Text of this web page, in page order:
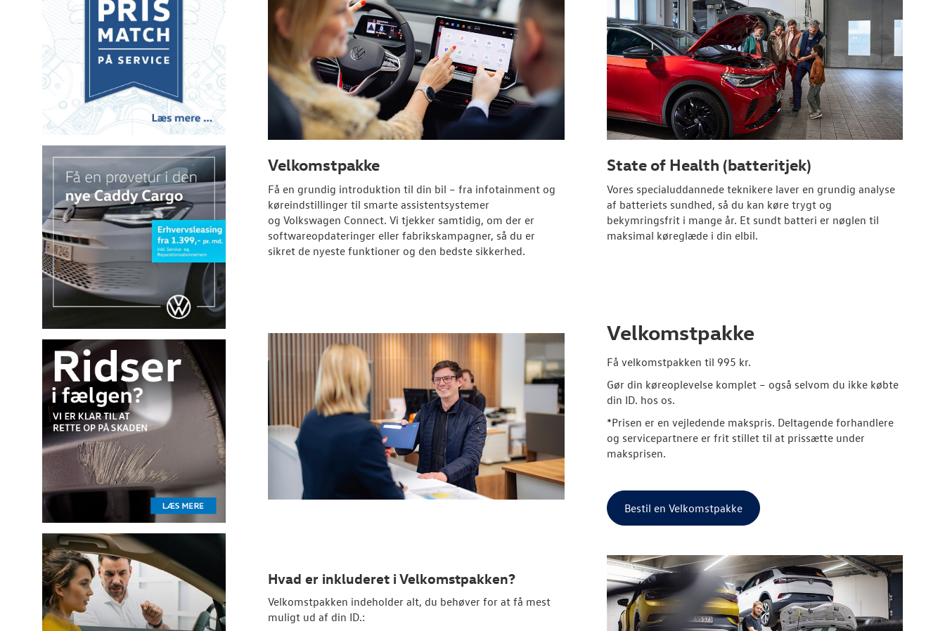
Velkomstpakke
Få en grundig introduktion til din bil – fra infotainment og
køreindstillinger til smarte assistentsystemer
og Volkswagen Connect. Vi tjekker samtidig, om der er
softwareopdateringer eller fabrikskampagner, så du er
sikret de nyeste funktioner og den bedste sikkerhed.
State of Health (batteritjek)
Vores specialuddannede teknikere laver en grundig analyse
af batteriets sundhed, så du kan køre trygt og
bekymringsfrit i mange år. Et sundt batteri er nøglen til
maksimal køreglæde i din elbil.
Velkomstpakke
Få velkomstpakken til 995 kr.
Gør din køreoplevelse komplet – også selvom du ikke købte
din ID. hos os.
*Prisen er en vejledende makspris. Deltagende forhandlere
og servicepartnere er frit stillet til at prissætte under
maksprisen.
Bestil en Velkomstpakke
Hvad er inkluderet i Velkomstpakken?
Velkomstpakken indeholder alt, du behøver for at få mest
muligt ud af din ID.: